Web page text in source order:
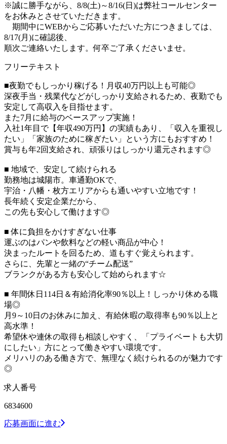
※誠に勝手ながら、8/8(土)～8/16(日)は弊社コールセンター
をお休みとさせていただきます。
期間中にWEBからご応募いただいた方につきましては、
8/17(月)に確認後、
順次ご連絡いたします。何卒ご了承くださいませ。
フリーテキスト
■夜勤でもしっかり稼げる！月収40万円以上も可能◎
深夜手当・残業代などがしっかり支給されるため、夜勤でも
安定して高収入を目指せます。
また7月に給与のベースアップ実施！
入社1年目で【年収490万円】の実績もあり、「収入を重視し
たい」「家族のために稼ぎたい」という方にもおすすめ！
賞与も年2回支給され、頑張りはしっかり還元されます◎
■ 地域で、安定して続けられる
勤務地は城陽市。車通勤OKで、
宇治・八幡・枚方エリアからも通いやすい立地です！
長年続く安定企業だから、
この先も安心して働けます◎
■ 体に負担をかけすぎない仕事
運ぶのはパンや飲料などの軽い商品が中心！
決まったルートを回るため、道もすぐ覚えられます。
さらに、先輩と一緒の“チーム配送”
ブランクがある方も安心して始められます☆
■ 年間休日114日＆有給消化率90％以上！しっかり休める職
場◎
月9～10日のお休みに加え、有給休暇の取得率も90％以上と
高水準！
希望休や連休の取得も相談しやすく、「プライベートも大切
にしたい」方にとって働きやすい環境です。
メリハリのある働き方で、無理なく続けられるのが魅力です
◎
求人番号
6834600
応募画面に進む